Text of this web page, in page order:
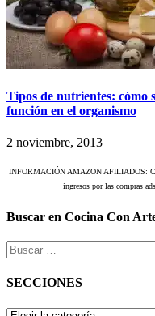
Tipos de nutrientes: cómo
función en el organismo
2 noviembre, 2013
INFORMACIÓN AMAZON AFILIADOS:
ingresos por las compras
Buscar en Cocina Con
Buscar:
SECCIONES